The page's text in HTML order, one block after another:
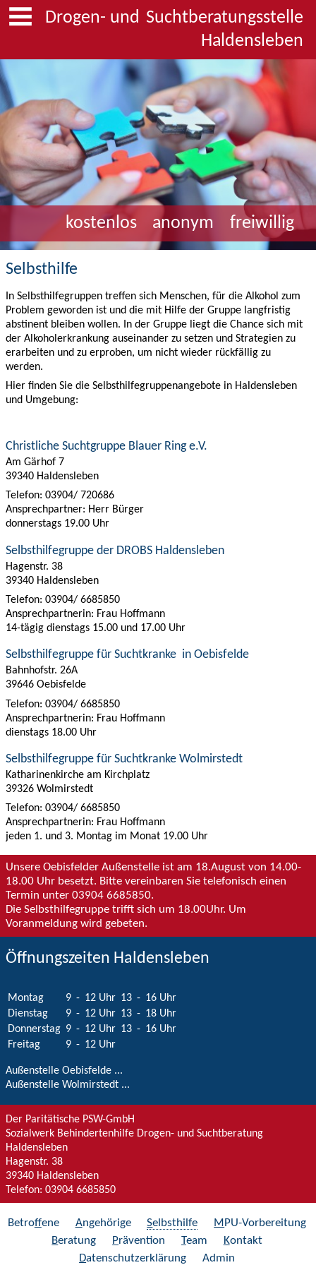
Drogen- und Suchtberatungsstelle
Haldensleben
kostenlos anonym freiwillig
Selbsthilfe
In Selbsthilfegruppen treffen sich Menschen, für die Alkohol zum
Problem geworden ist und die mit Hilfe der Gruppe langfristig
abstinent bleiben wollen. In der Gruppe liegt die Chance sich mit
der Alkoholerkrankung auseinander zu setzen und Strategien zu
erarbeiten und zu erproben, um nicht wieder rückfällig zu
werden.
Hier finden Sie die Selbsthilfegruppenangebote in Haldensleben
und Umgebung:
Christliche Suchtgruppe Blauer Ring e.V.
Am Gärhof 7
39340 Haldensleben
Telefon: 03904/ 720686
Ansprechpartner: Herr Bürger
donnerstags 19.00 Uhr
Selbsthilfegruppe der DROBS Haldensleben
Hagenstr. 38
39340 Haldensleben
Telefon: 03904/ 6685850
Ansprechpartnerin: Frau Hoffmann
14-tägig dienstags 15.00 und 17.00 Uhr
Selbsthilfegruppe für Suchtkranke in Oebisfelde
Bahnhofstr. 26A
39646 Oebisfelde
Telefon: 03904/ 6685850
Ansprechpartnerin: Frau Hoffmann
dienstags 18.00 Uhr
Selbsthilfegruppe für Suchtkranke Wolmirstedt
Katharinenkirche am Kirchplatz
39326 Wolmirstedt
Telefon: 03904/ 6685850
Ansprechpartnerin: Frau Hoffmann
jeden 1. und 3. Montag im Monat 19.00 Uhr
Unsere Oebisfelder Außenstelle ist am 18.August von 14.00-
18.00 Uhr besetzt. Bitte vereinbaren Sie telefonisch einen
Termin unter 03904 6685850.
Die Selbsthilfegruppe trifft sich um 18.00Uhr. Um
Voranmeldung wird gebeten.
Öffnungszeiten Haldensleben
Montag 9 - 12 Uhr 13 - 16 Uhr
Dienstag
9 - 12 Uhr 13 - 18 Uhr
Donnerstag 9 - 12 Uhr 13 - 16 Uhr
Freitag
9 - 12 Uhr
Außenstelle Oebisfelde ...
Außenstelle Wolmirstedt ...
Der Paritätische PSW-GmbH
Sozialwerk Behindertenhilfe Drogen- und Suchtberatung
Haldensleben
Hagenstr. 38
39340 Haldensleben
Telefon: 03904 6685850
Betroffene Angehörige Selbsthilfe M PU-Vorbereitung
Beratung Prävention Team Kontakt
Datenschutzerklärung Admin